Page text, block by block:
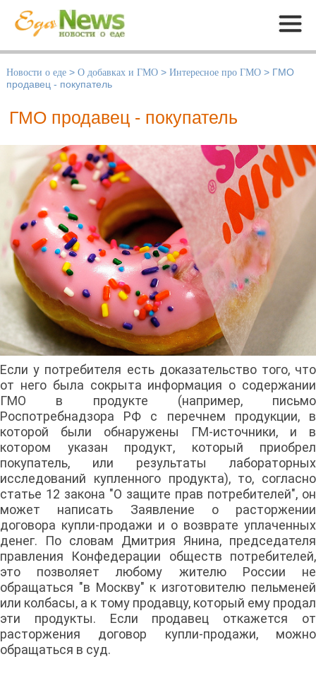
Меню
Новости о еде > О добавках и ГМО > Интересное про ГМО > ГМО
продавец - покупатель
ГМО продавец - покупатель
Если у потребителя есть доказательство того, что
от него была сокрыта информация о содержании
ГМО в продукте (например, письмо
Роспотребнадзора РФ с перечнем продукции, в
которой были обнаружены ГМ-источники, и в
котором указан продукт, который приобрел
покупатель, или результаты лабораторных
исследований купленного продукта), то, согласно
статье 12 закона "О защите прав потребителей", он
может написать Заявление о расторжении
договора купли-продажи и о возврате уплаченных
денег. По словам Дмитрия Янина, председателя
правления Конфедерации обществ потребителей,
это позволяет любому жителю России не
обращаться "в Москву" к изготовителю пельменей
или колбасы, а к тому продавцу, который ему продал
эти продукты. Если продавец откажется от
расторжения договор купли-продажи, можно
обращаться в суд.